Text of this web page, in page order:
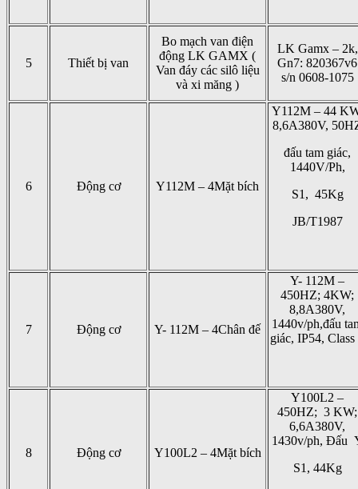
5 Thiết bị van
Bo mạch van điện
động LK GAMX (
Van đáy các silô liệu
và xi măng )
LK Gamx – 2k,
Gn7: 820367v6
s/n 0608-1075
6 Động cơ Y112M – 4Mặt bích
Y112M – 44
8,6A380V,
đấu tam giác,
1440V/Ph,
S1, 45Kg
JB/T1987
7 Động cơ Y- 112M – 4Chân đế
Y- 112M –
450HZ; 4KW;
8,8A380V,
1440v/ph,đấu
giác, IP54, Class
8 Động cơ Y100L2 – 4Mặt bích
Y100L2 –
450HZ; 3 KW;
6,6A380V,
1430v/ph, Đấu
S1, 44Kg